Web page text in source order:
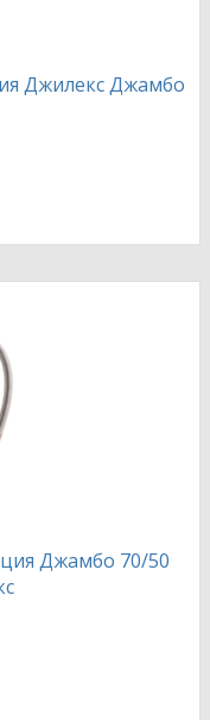
Джилекс Джамбо
Джамбо 70/50